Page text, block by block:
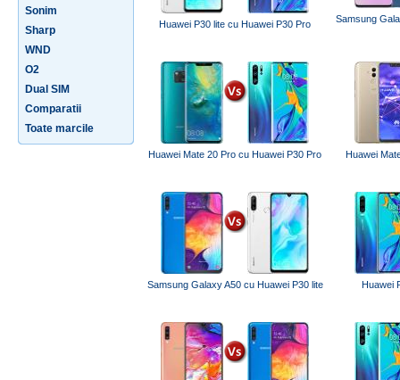
Sonim
Sharp
WND
O2
Dual SIM
Comparatii
Toate marcile
Huawei P30 lite cu Huawei P30 Pro Samsung
Huawei Mate 20 Pro cu Huawei P30 Pro Huawei
Samsung Galaxy A50 cu Huawei P30 lite Huawei